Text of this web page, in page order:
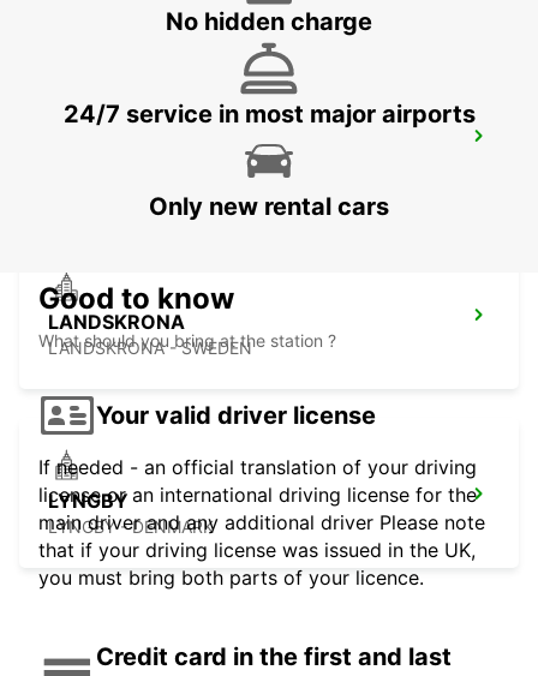
COPENHAGEN - DENMARK
LANDSKRONA
LANDSKRONA - SWEDEN
LYNGBY
LYNGBY - DENMARK
No hidden charge
24/7 service in most major airports
Only new rental cars
Good to know
What should you bring at the station ?
Your valid driver license
If needed - an official translation of your driving
license or an international driving license for the
main driver and any additional driver Please note
that if your driving license was issued in the UK,
you must bring both parts of your licence.
Credit card in the first and last